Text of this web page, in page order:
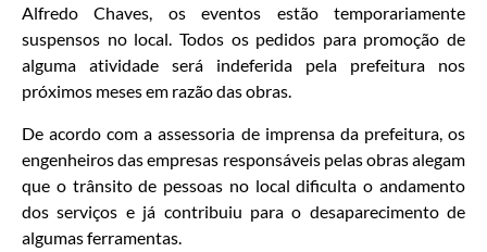
Alfredo Chaves, os eventos estão temporariamente
suspensos no local. Todos os pedidos para promoção de
alguma atividade será indeferida pela prefeitura nos
próximos meses em razão das obras.
De acordo com a assessoria de imprensa da prefeitura, os
engenheiros das empresas responsáveis pelas obras alegam
que o trânsito de pessoas no local dificulta o andamento
dos serviços e já contribuiu para o desaparecimento de
algumas ferramentas.